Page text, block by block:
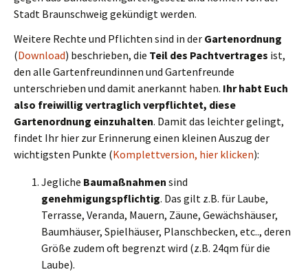
Stadt Braunschweig gekündigt werden.
Weitere Rechte und Pflichten sind in der Gartenordnung
(Download) beschrieben, die Teil des Pachtvertrages ist,
den alle Gartenfreundinnen und Gartenfreunde
unterschrieben und damit anerkannt haben. Ihr habt Euch
also freiwillig vertraglich verpflichtet, diese
Gartenordnung einzuhalten. Damit das leichter gelingt,
findet Ihr hier zur Erinnerung einen kleinen Auszug der
wichtigsten Punkte (Komplettversion, hier klicken):
Jegliche Baumaßnahmen sind
genehmigungspflichtig. Das gilt z.B. für Laube,
Terrasse, Veranda, Mauern, Zäune, Gewächshäuser,
Baumhäuser, Spielhäuser, Planschbecken, etc.., deren
Größe zudem oft begrenzt wird (z.B. 24qm für die
Laube).